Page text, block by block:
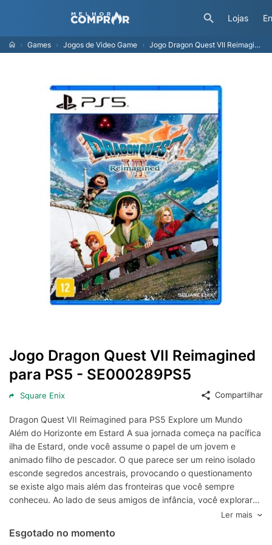
Lojas
Games Jogos de Video Game Jogo Dragon Quest VII Reimagined para PS5 - SE000289PS5
Jogo Dragon Quest VII Reimagined
para PS5 - SE000289PS5
Square Enix Compartilhar
Dragon Quest VII Reimagined para PS5 Explore um Mundo
Além do Horizonte em Estard A sua jornada começa na pacífica
ilha de Estard, onde você assume o papel de um jovem e
animado filho de pescador. O que parece ser um reino isolado
esconde segredos ancestrais, provocando o questionamento
se existe algo mais além das fronteiras que você sempre
conheceu. Ao lado de seus amigos de infância, você explorará
o enigmático santuário Shrine of Mysteries. Esta descoberta é o
ponto de partida para uma viagem temporal onde você
perceberá que territórios inteiros foram selados por uma força
Ler mais
Esgotado no momento